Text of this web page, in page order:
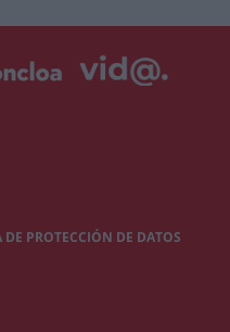
PROTECCIÓN DE DATOS